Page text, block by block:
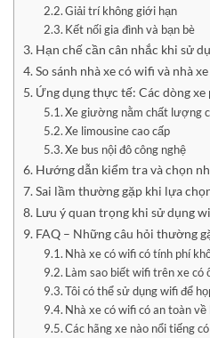
Giải trí không giới hạn
Kết nối gia đình và bạn bè
Hạn chế cần cân nhắc khi sử
So sánh nhà xe có wifi và nhà
Ứng dụng thực tế: Các dòng
Xe giường nằm chất lượng
Xe limousine cao cấp
Xe bus nội đô công nghệ
Hướng dẫn kiểm tra và chọn
Sai lầm thường gặp khi lựa
Lưu ý quan trọng khi sử dụng
FAQ – Những câu hỏi thường
Nhà xe có wifi có tính phí
Làm sao biết wifi trên xe có
Tôi có thể sử dụng wifi để
Nhà xe có wifi có an toàn về
Các hãng xe nào nổi tiếng